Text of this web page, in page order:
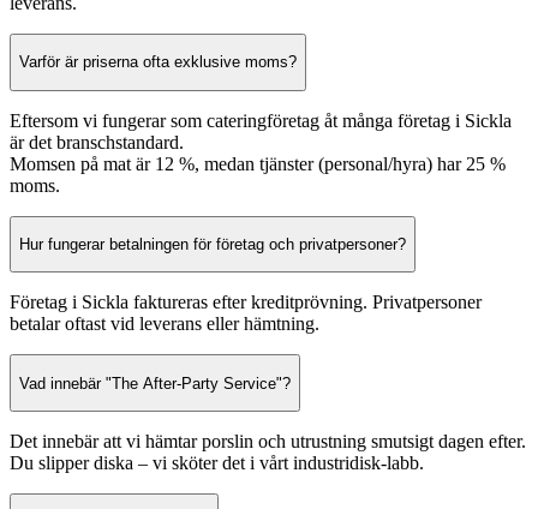
Varför är priserna ofta exklusive moms?
Eftersom vi fungerar som cateringföretag åt många företag i Sickla
är det branschstandard.
Momsen på mat är 12 %, medan tjänster (personal/hyra) har 25 %
moms.
Hur fungerar betalningen för företag och privatpersoner?
Företag i Sickla faktureras efter kreditprövning. Privatpersoner
betalar oftast vid leverans eller hämtning.
Vad innebär "The After-Party Service"?
Det innebär att vi hämtar porslin och utrustning smutsigt dagen efter.
Du slipper diska – vi sköter det i vårt industridisk-labb.